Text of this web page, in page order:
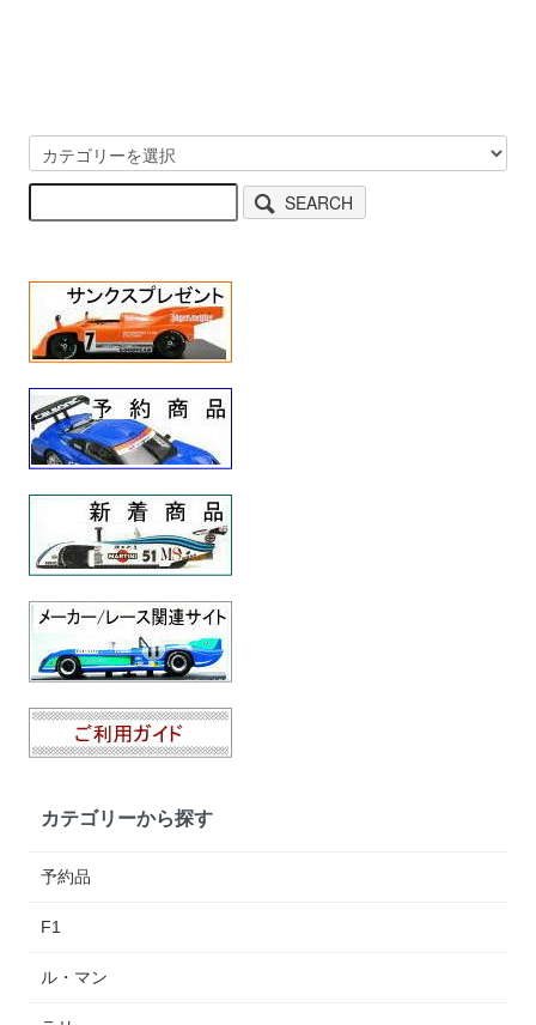
SEARCH
カテゴリーから探す
予約品
F1
ル・マン